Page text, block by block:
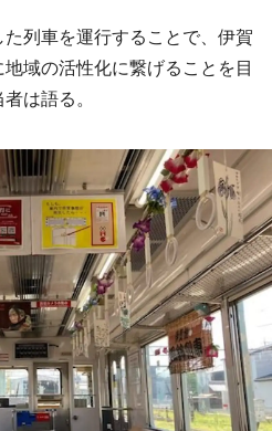
た列車を運行することで、伊賀
域の活性化に繋げることを目
は語る。